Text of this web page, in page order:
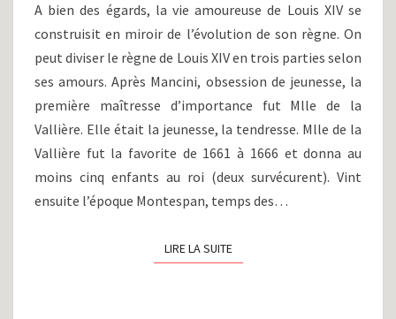
ZÉNITH
AU
CRÉPUSCULE
(1678-
1715).
A bien des égards, la vie amoureuse de Louis XIV se
construisit en miroir de l’évolution de son règne. On
peut diviser le règne de Louis XIV en trois parties selon
ses amours. Après Mancini, obsession de jeunesse, la
première maîtresse d’importance fut Mlle de la
Vallière. Elle était la jeunesse, la tendresse. Mlle de la
Vallière fut la favorite de 1661 à 1666 et donna au
moins cinq enfants au roi (deux survécurent). Vint
ensuite l’époque Montespan, temps des…
LIRE LA SUITELIRE LA SUITE